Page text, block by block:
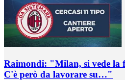
Raimondi: "Milan, si vede la
C'è però da lavorare su…"